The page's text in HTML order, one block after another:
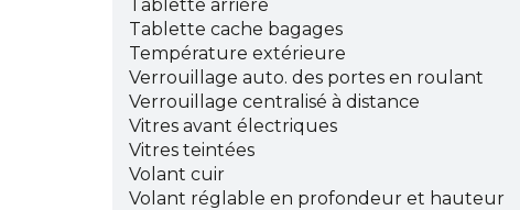
Tablette arrière
Tablette cache bagages
Température extérieure
Verrouillage auto. des portes en roulant
Verrouillage centralisé à distance
Vitres avant électriques
Vitres teintées
Volant cuir
Volant réglable en profondeur et hauteur